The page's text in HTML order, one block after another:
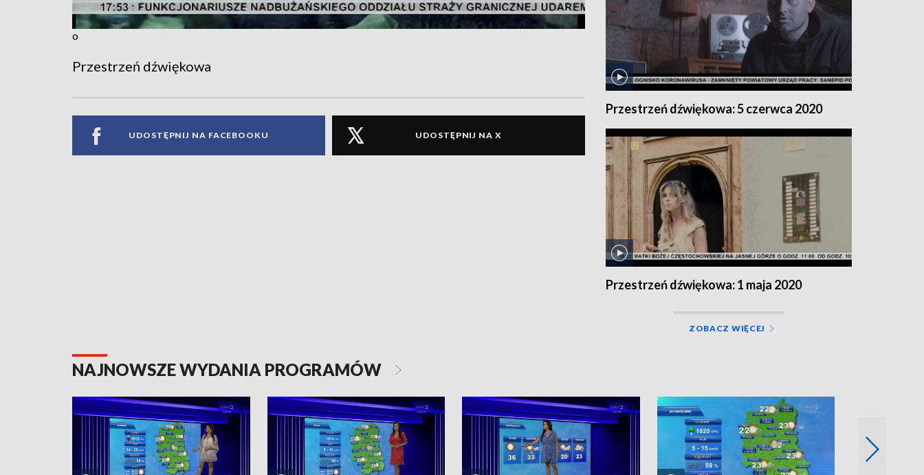
o
Przestrzeń dźwiękowa
UDOSTĘPNIJ NA FACEBOOKU UDOSTĘPNIJ NA X
Przestrzeń dźwiękowa: 5 czerwca 2020
Przestrzeń dźwiękowa: 1 maja 2020
ZOBACZ WIĘCEJ
NAJNOWSZE WYDANIA PROGRAMÓW